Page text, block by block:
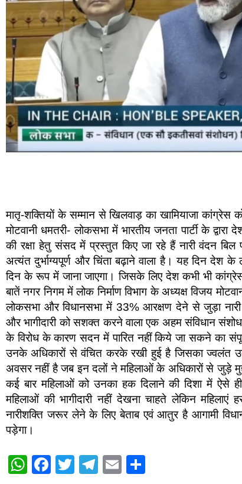
मातृ-शक्तियों के सम्मान से खिलवाड़ का खामियाजा कांग्रेस
मोटवानी धमतरी- लोकसभा में भारतीय जनता पार्टी के
की रक्षा हेतु संसद में प्रस्तुत किए जा रहे हैं नारी वंदन
अत्यंत दुर्भाग्यपूर्ण और चिंता बढ़ाने वाला है। यह दिन देश के
दिन के रूप में जाना जाएगा। जिसके लिए देश कभी भी
बातें नगर निगम में लोक निर्माण विभाग के अध्यक्ष विजय
लोकसभा और विधानसभा में 33% आरक्षण देने से जुड़ा
और भागीदारी को सशक्त करने वाला एक अहम संविधान
के विरोध के कारण सदन में पारित नहीं किये जा सकने का
उनके अधिकारों से वंचित करके रखी हुई है जिसका ज्वलंत
अवसर नहीं है जब इन दलों ने महिलाओं के अधिकारों से जुड़े
कई बार महिलाओं को उनका हक दिलाने की दिशा में ऐसे
महिलाओं की भागीदारी नहीं देखना चाहते लेकिन
नारीशक्ति जरूर लेने के लिए बेताब एवं आतुर है आगामी
पड़ेगा।
W
F
T
T
E